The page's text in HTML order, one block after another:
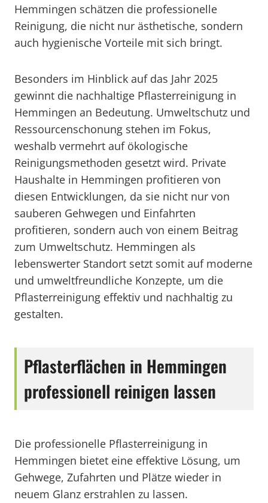
Hemmingen schätzen die professionelle
Reinigung, die nicht nur ästhetische, sondern
auch hygienische Vorteile mit sich bringt.
Besonders im Hinblick auf das Jahr 2025
gewinnt die nachhaltige Pflasterreinigung in
Hemmingen an Bedeutung. Umweltschutz und
Ressourcenschonung stehen im Fokus,
weshalb vermehrt auf ökologische
Reinigungsmethoden gesetzt wird. Private
Haushalte in Hemmingen profitieren von
diesen Entwicklungen, da sie nicht nur von
sauberen Gehwegen und Einfahrten
profitieren, sondern auch von einem Beitrag
zum Umweltschutz. Hemmingen als
lebenswerter Standort setzt somit auf moderne
und umweltfreundliche Konzepte, um die
Pflasterreinigung effektiv und nachhaltig zu
gestalten.
Pflasterflächen in Hemmingen
professionell reinigen lassen
Die professionelle Pflasterreinigung in
Hemmingen bietet eine effektive Lösung, um
Gehwege, Zufahrten und Plätze wieder in
neuem Glanz erstrahlen zu lassen.